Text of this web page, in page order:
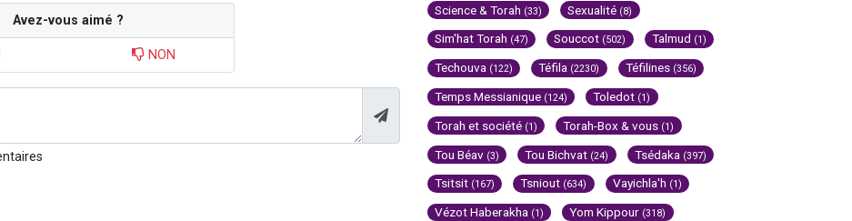
Avez-vous aimé ?
NON
Science & Torah (33) Sexualité (8)
Sim'hat Torah (47) Souccot (502) Talmud (1)
Techouva (122) Téfila (2230) Téfilines (356)
Temps Messianique (124) Toledot (1)
Torah et société (1) Torah-Box & vous (1)
Tou Béav (3) Tou Bichvat (24) Tsédaka (397)
Tsitsit (167) Tsniout (634) Vayichla'h (1)
Vézot Haberakha (1) Yom Kippour (318)